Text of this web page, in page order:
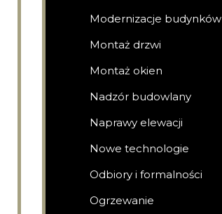
Modernizacje budynków
Montaż drzwi
Montaż okien
Nadzór budowlany
Naprawy elewacji
Nowe technologie
Odbiory i formalności
Ogrzewanie